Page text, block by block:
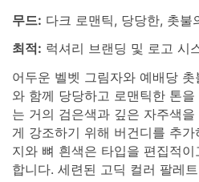
무드: 다크 로맨틱, 당당한, 촛불
최적: 럭셔리 브랜딩 및 로고 시
어두운 벨벳 그림자와 예배당
와 함께 당당하고 로맨틱한 톤
는 거의 검은색과 깊은 자주색
게 강조하기 위해 버건디를 추
지와 뼈 흰색은 타입을 편집적
합니다. 세련된 고딕 컬러 팔레